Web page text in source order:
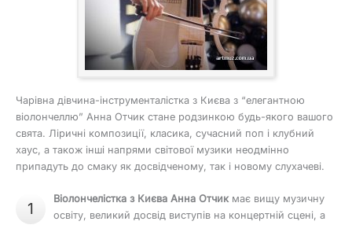
Чарівна дівчина-інструменталістка з Києва з “елегантною
віолончеллю” Анна Отчик стане родзинкою будь-якого вашого
свята. Ліричні композиції, класика, сучасний поп і клубний
хаус, а також інші напрями світової музики неодмінно
припадуть до смаку як досвідченому, так і новому слухачеві.
1
Віолончелістка з Києва Анна Отчикмає вищу музичну
освіту, великий досвід виступів на концертній сцені, а